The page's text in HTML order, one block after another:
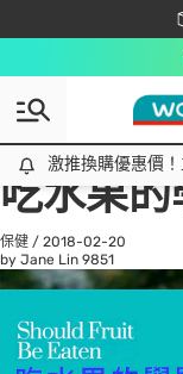
激推換購優惠價！立
激推換購優惠價
All
話題趨勢
吃水果
保健 / 2018-02-20
by Jane Lin 9851